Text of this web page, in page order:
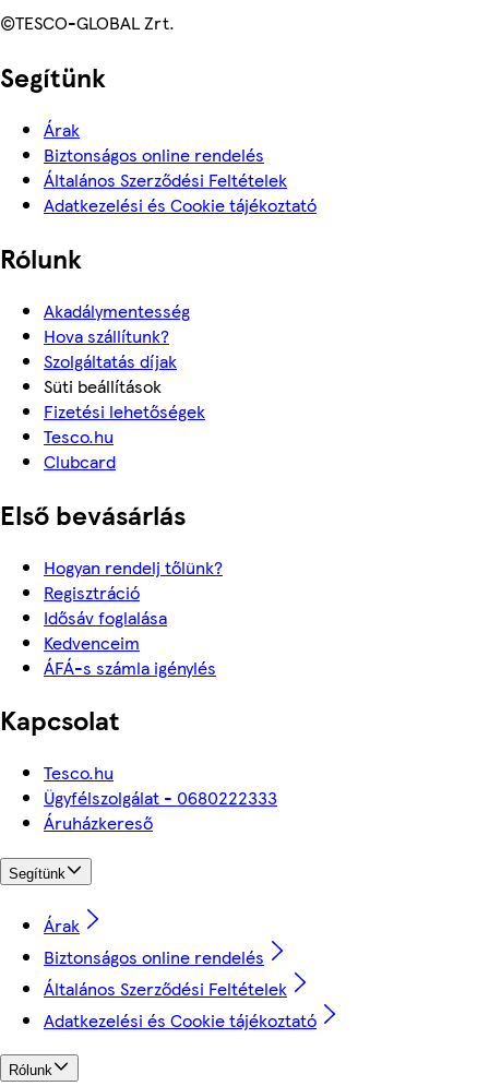
©TESCO-GLOBAL Zrt.
Segítünk
Árak
Biztonságos online rendelés
Általános Szerződési Feltételek
Adatkezelési és Cookie tájékoztató
Rólunk
Akadálymentesség
Hova szállítunk?
Szolgáltatás díjak
Süti beállítások
Fizetési lehetőségek
Tesco.hu
Clubcard
Első bevásárlás
Hogyan rendelj tőlünk?
Regisztráció
Idősáv foglalása
Kedvenceim
ÁFÁ-s számla igénylés
Kapcsolat
Tesco.hu
Ügyfélszolgálat - 0680222333
Áruházkereső
Segítünk
Árak
Biztonságos online rendelés
Általános Szerződési Feltételek
Adatkezelési és Cookie tájékoztató
Rólunk